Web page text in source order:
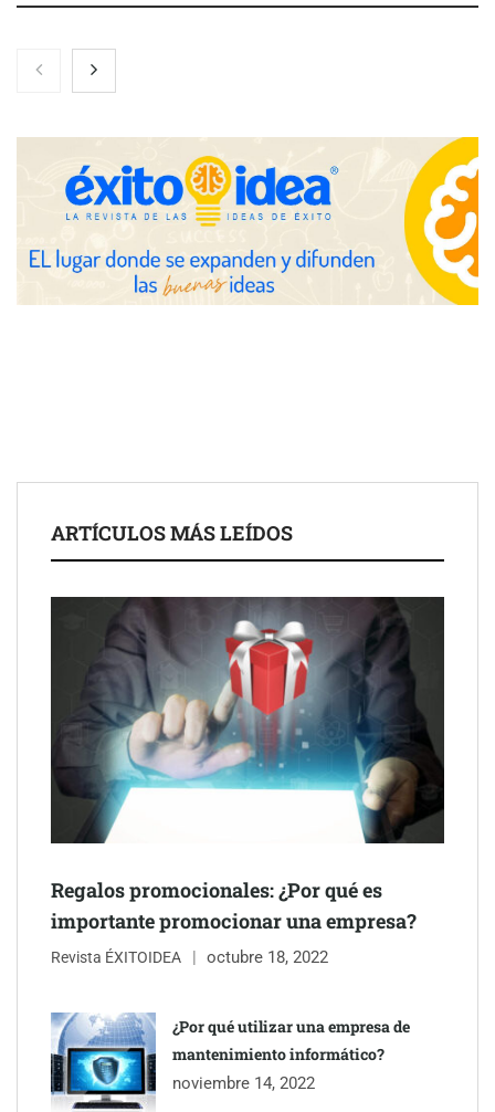
La luz roja, el nuevo aftersun, actúa en la recuperación de la piel
Eulalia Roig lanza ‘The Journal’, una revista digital mensual de
entrevistas y fotografía editorial
inmobiliarios: hasta 82% de ahorro por cobro
Gestoría Online reduce a unas horas el alta de autónomo
ARTÍCULOS MÁS LEÍDOS
Regalos promocionales: ¿Por qué es
importante promocionar una empresa?
Revista ÉXITOIDEA octubre 18, 2022
¿Por qué utilizar una empresa de
mantenimiento informático?
noviembre 14, 2022